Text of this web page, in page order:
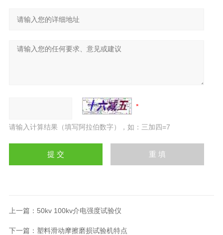
请输入计算结果（填写阿拉伯数字），如：三加四=7
上一篇： 50kv 100kv介电强度试验仪
下一篇： 塑料滑动摩擦磨损试验机特点